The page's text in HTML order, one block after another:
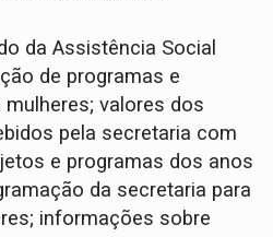
da Assistência Social
de programas e
valores dos
pela secretaria com
e programas dos anos
da secretaria para
informações sobre